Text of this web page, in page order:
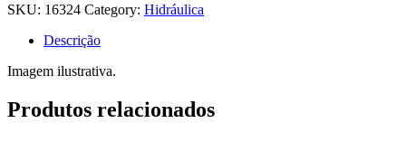
SKU: 16324 Category: Hidráulica
Descrição
Imagem ilustrativa.
Produtos relacionados